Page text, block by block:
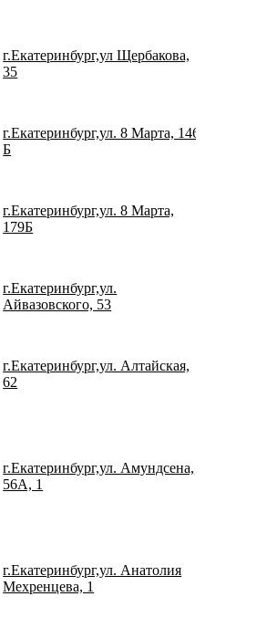
г.Екатеринбург,ул Щербакова,
35
г.Екатеринбург,ул. 8 Марта, 146
Б
г.Екатеринбург,ул. 8 Марта,
179Б
г.Екатеринбург,ул.
Айвазовского, 53
г.Екатеринбург,ул. Алтайская,
62
г.Екатеринбург,ул. Амундсена,
56А, 1
г.Екатеринбург,ул. Анатолия
Мехренцева, 1